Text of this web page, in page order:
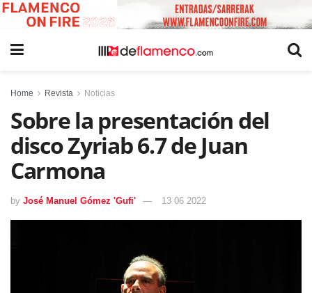
Home Revista Noticias
Sobre la presentación del
disco Zyriab 6.7 de Juan
Carmona
by José Manuel Gómez 'Gufi' 13 06 2022